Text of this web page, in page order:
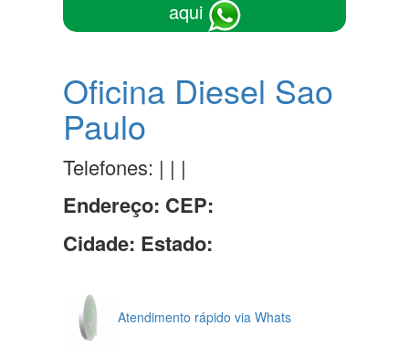
aqui
Oficina Diesel Sao
Paulo
Telefones: | | |
Endereço: CEP:
Cidade: Estado:
Atendimento rápido via Whats